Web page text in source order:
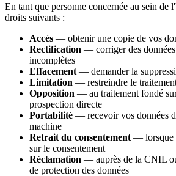
En tant que personne concernée au sein de
droits suivants :
Accès — obtenir une copie de vos
Rectification — corriger des
incomplètes
Effacement — demander la
Limitation — restreindre le
Opposition — au traitement fondé
prospection directe
Portabilité — recevoir vos données
machine
Retrait du consentement — lorsque
sur le consentement
Réclamation — auprès de la CNIL
de protection des données